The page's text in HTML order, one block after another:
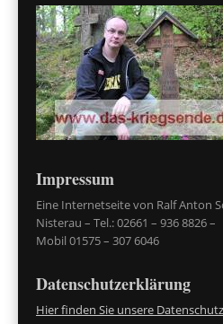
Impressum
Eine Internetseite von Ralf Anton
Nisterau – Tel.: 02661 – 936 8826 –
Mobil 01575 – 307 6046
Datenschutzerklärung
Hier finden Sie unsere